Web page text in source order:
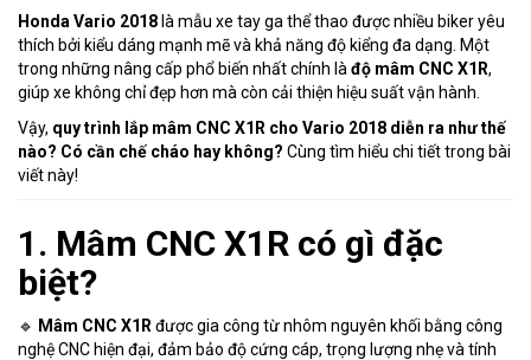
Honda Vario 2018là mẫu xe tay ga thể thao được nhiều biker yêu
thích bởi kiểu dáng mạnh mẽ và khả năng độ kiểng đa dạng. Một
trong những nâng cấp phổ biến nhất chính là độ mâm CNC X1R,
giúp xe không chỉ đẹp hơn mà còn cải thiện hiệu suất vận hành.
Vậy, quy trình lắp mâm CNC X1R cho Vario 2018 diễn ra như thế
nào? Có cần chế cháo hay không? Cùng tìm hiểu chi tiết trong bài
viết này!
1. Mâm CNC X1R có gì đặc
biệt?
🔹 Mâm CNC X1R được gia công từ nhôm nguyên khối bằng công
nghệ CNC hiện đại, đảm bảo độ cứng cáp, trọng lượng nhẹ và tính